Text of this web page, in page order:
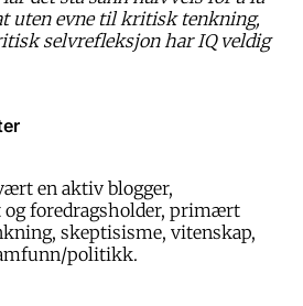
uten evne til kritisk tenkning,
selvrefleksjon har IQ veldig
en aktiv blogger,
og foredragsholder, primært
skeptisisme, vitenskap,
politikk.